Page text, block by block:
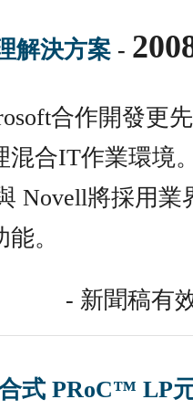
解決方案 -
合作開發更
混合IT作業環境
Novell將採用
。
- 新聞稿有
式 PRoC™ LP